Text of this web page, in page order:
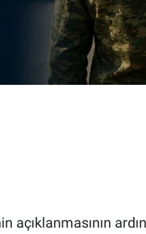
açıklanmasının